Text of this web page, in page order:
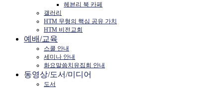
헤븐리 북 카페
갤러리
HTM 무형의 핵심 공유 가치
HTM 비전교회
예배/교육
스쿨 안내
세미나 안내
화요말씀치유집회 안내
동영상/도서/미디어
도서